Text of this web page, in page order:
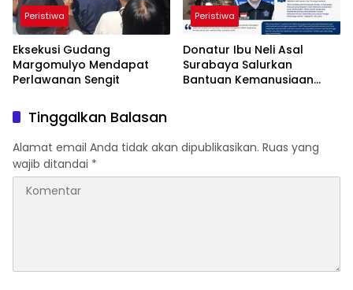
Peristiwa
Eksekusi Gudang
Margomulyo Mendapat
Perlawanan Sengit
Peristiwa
Donatur Ibu Neli Asal
Surabaya Salurkan
Bantuan Kemanusiaan
Tinggalkan Balasan
Alamat email Anda tidak akan dipublikasikan. Ruas yang
wajib ditandai *